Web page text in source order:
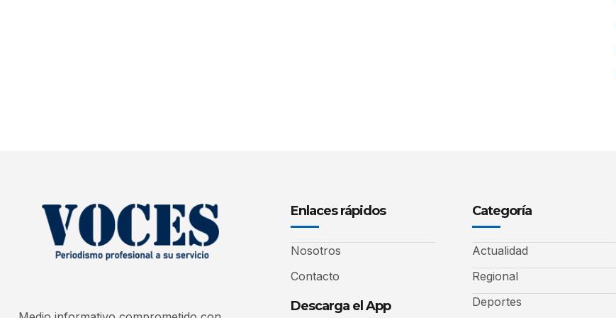
Enlaces rápidos
Nosotros
Contacto
Descarga el App
Categoría
Actualidad
Regional
Deportes